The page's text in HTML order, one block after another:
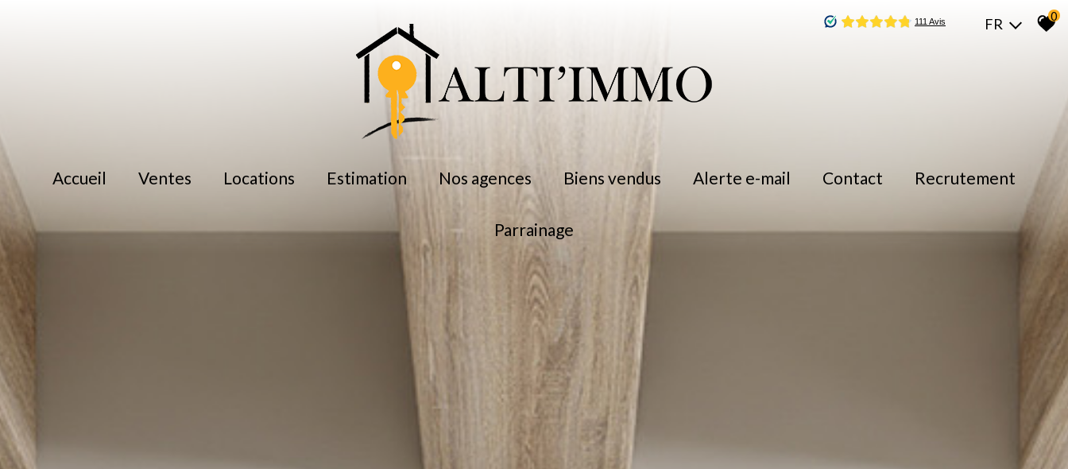
FR 0
accueil ventes locations
location immoblilier professionnel
estimation nos agences biens vendus alerte e-mail contact recrutement
parrainage